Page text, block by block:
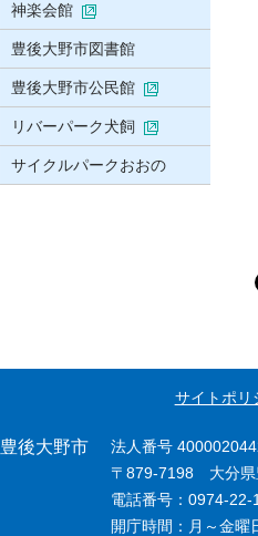
神楽会館
豊後大野市図書館
豊後大野市公民館
リバーパーク犬飼
サイクルパークおおの
サイトポリ
豊後大野市
法人番号
〒879-7198 大分県
電話番号：0974-
開庁時間：月～金曜